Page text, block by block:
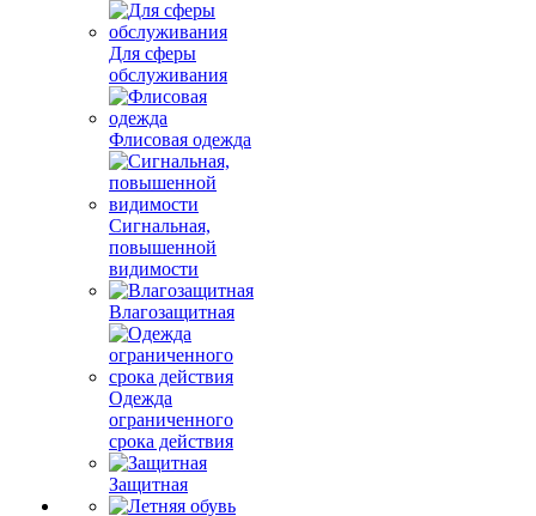
Для сферы
обслуживания
Флисовая одежда
Сигнальная,
повышенной
видимости
Влагозащитная
Одежда
ограниченного
срока действия
Защитная